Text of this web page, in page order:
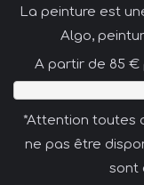
La peinture est
Algo,
A partir de 85 €
*Attention toutes
ne pas être
sont